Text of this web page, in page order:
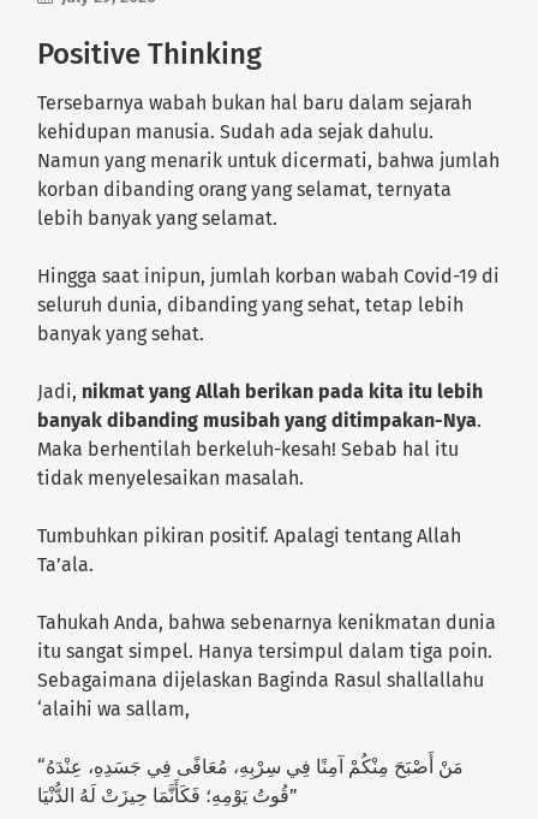
Positive Thinking
Tersebarnya wabah bukan hal baru dalam sejarah
kehidupan manusia. Sudah ada sejak dahulu.
Namun yang menarik untuk dicermati, bahwa jumlah
korban dibanding orang yang selamat, ternyata
lebih banyak yang selamat.
Hingga saat inipun, jumlah korban wabah Covid-19 di
seluruh dunia, dibanding yang sehat, tetap lebih
banyak yang sehat.
Jadi, nikmat yang Allah berikan pada kita itu lebih
banyak dibanding musibah yang ditimpakan-Nya.
Maka berhentilah berkeluh-kesah! Sebab hal itu
tidak menyelesaikan masalah.
Tumbuhkan pikiran positif. Apalagi tentang Allah
Ta’ala.
Tahukah Anda, bahwa sebenarnya kenikmatan dunia
itu sangat simpel. Hanya tersimpul dalam tiga poin.
Sebagaimana dijelaskan Baginda Rasul shallallahu
‘alaihi wa sallam,
“مَنْ أَصْبَحَ مِنْكُمْ آمِنًا فِي سِرْبِهِ، مُعَافًى فِي جَسَدِهِ، عِنْدَهُ
قُوتُ يَوْمِهِ؛ فَكَأَنَّمَا حِيزَتْ لَهُ الدُّنْيَا”